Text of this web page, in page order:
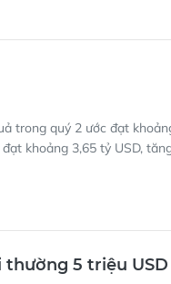
trong quý 2 ước đạt
khoảng 3,65 tỷ USD,
thường 5 triệu USD